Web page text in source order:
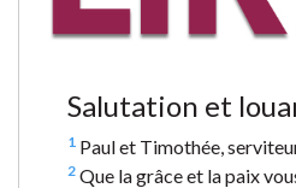
Salutation et
1 Paul et Timothée,
2 Que la grâce et la paix